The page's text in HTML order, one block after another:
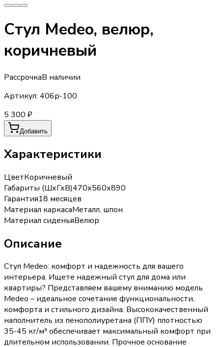
Стул Medeo, велюр,
коричневый
РассрочкаВ наличии
Артикул: 406р-100
5 300 ₽
Добавить
Характеристики
ЦветКоричневый
Габариты (ШхГхВ)470х560х890
Гарантия18 месяцев
Материал каркасаМеталл, шпон
Материал сиденьяВелюр
Описание
Стул Medeo: комфорт и надежность для вашего
интерьера. Ищете надежный стул для дома или
квартиры? Представляем вашему вниманию модель
Medeo – идеальное сочетание функциональности,
комфорта и стильного дизайна. Высококачественный
наполнитель из пенополиуретана (ППУ) плотностью
35-45 кг/м³ обеспечивает максимальный комфорт при
длительном использовании. Прочное основание